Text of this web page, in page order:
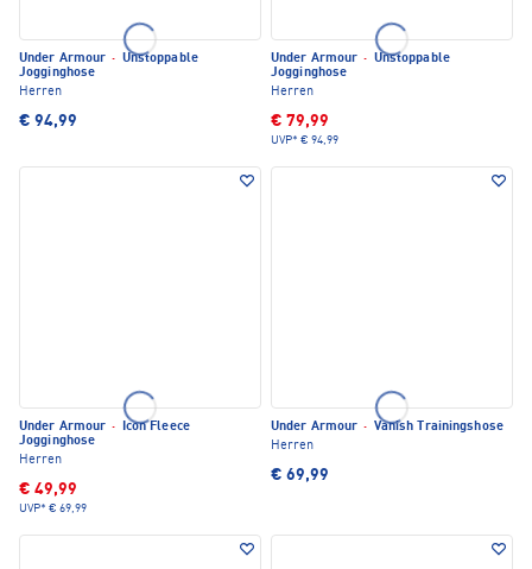
Under Armour · Unstoppable
Jogginghose
Herren
€ 94,99
Under Armour · Unstoppable
Jogginghose
Herren
€ 79,99
UVP* € 94,99
Under Armour ·
Icon Fleece
Jogginghose
Herren
€ 49,99
UVP* € 69,99
Under Armour · Vanish Trainingshose
Herren
€ 69,99